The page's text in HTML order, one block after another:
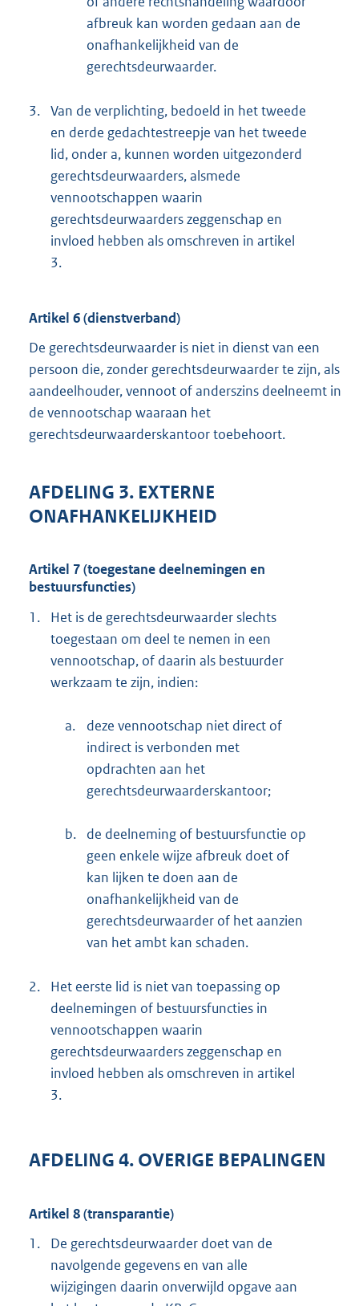
afbreuk kan worden gedaan aan de
onafhankelijkheid van de
gerechtsdeurwaarder.
3. Van de verplichting, bedoeld in het tweede
en derde gedachtestreepje van het tweede
lid, onder a, kunnen worden uitgezonderd
gerechtsdeurwaarders, alsmede
vennootschappen waarin
gerechtsdeurwaarders zeggenschap en
invloed hebben als omschreven in artikel
3.
Artikel 6 (dienstverband)
De gerechtsdeurwaarder is niet in dienst van een
persoon die, zonder gerechtsdeurwaarder te zijn, als
aandeelhouder, vennoot of anderszins deelneemt in
de vennootschap waaraan het
gerechtsdeurwaarderskantoor toebehoort.
AFDELING 3. EXTERNE
ONAFHANKELIJKHEID
Artikel 7 (toegestane deelnemingen en
bestuursfuncties)
1.
Het is de gerechtsdeurwaarder slechts
toegestaan om deel te nemen in een
vennootschap, of daarin als bestuurder
werkzaam te zijn, indien:
a.
deze vennootschap niet direct of
indirect is verbonden met
opdrachten aan het
gerechtsdeurwaarderskantoor;
b.
de deelneming of bestuursfunctie op
geen enkele wijze afbreuk doet of
kan lijken te doen aan de
onafhankelijkheid van de
gerechtsdeurwaarder of het aanzien
van het ambt kan schaden.
2.
Het eerste lid is niet van toepassing op
deelnemingen of bestuursfuncties in
vennootschappen waarin
gerechtsdeurwaarders zeggenschap en
invloed hebben als omschreven in artikel
3.
AFDELING 4. OVERIGE BEPALINGEN
Artikel 8 (transparantie)
1.
De gerechtsdeurwaarder doet van de
navolgende gegevens en van alle
wijzigingen daarin onverwijld opgave aan